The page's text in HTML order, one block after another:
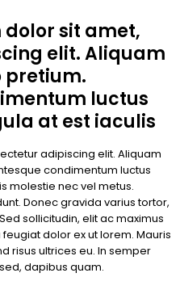
sit amet,
elit. Aliquam
luctus
at est iaculis
adipiscing elit. Aliquam
condimentum luctus
molestie nec vel metus.
Donec gravida varius tortor,
sollicitudin, elit ac maximus
dolor ex ut lorem. Mauris
risus ultrices eu. In semper
dapibus quam.